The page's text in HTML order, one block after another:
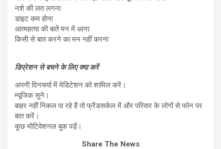
नशे की लत लगना
डाइट कम होना
आत्महत्या की बातें मन में आना
किसी से बात करने का मन नहीं करना
डिप्रेशन से बचने के लिए क्या करें
अपनी दिनचर्या में मेडिटेशन को शामिल करें।
म्यूजिक सुने।
बाहर नहीं निकल पा रहे हैं तो फ्रेंडसर्कल में और परिवार के लोगों से फोन पर
बात करें।
कुछ मोटिवेशनल बुक पड़ें।
Share The News